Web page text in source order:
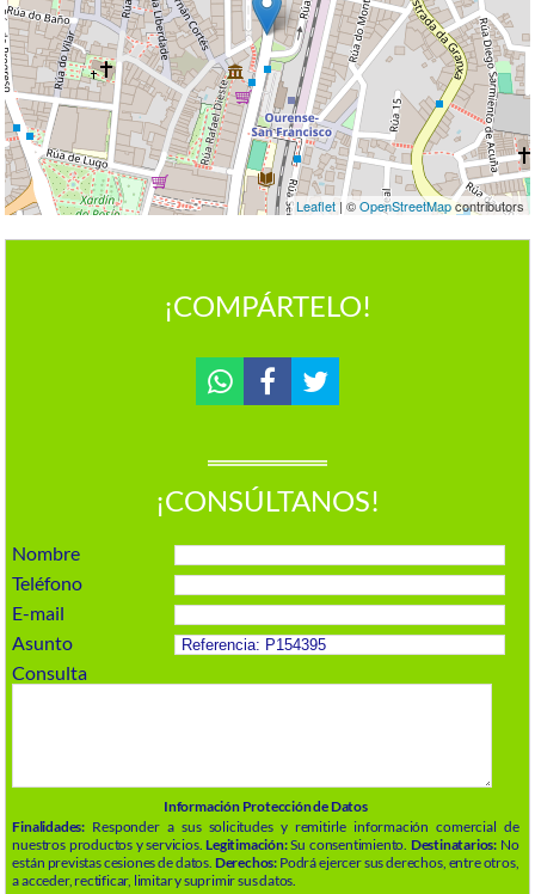
Leaflet| ©OpenStreetMapcontributors
¡COMPÁRTELO!
¡CONSÚLTANOS!
Nombre
Teléfono
E-mail
Asunto
Consulta
Información Protección de Datos
Finalidades: Responder a sus solicitudes y remitirle información comercial de
nuestros productos y servicios.Legitimación:Su consentimiento. Destinatarios:No
están previstas cesiones de datos. Derechos: Podrá ejercer sus derechos, entre otros,
a acceder, rectificar, limitar y suprimir sus datos.